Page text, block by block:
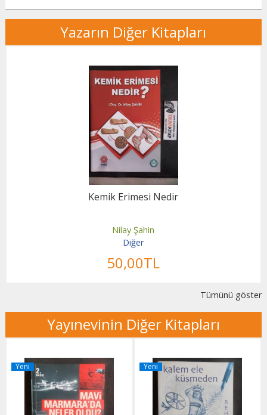
Yazarın Diğer Kitapları
Kemik Erimesi Nedir
Nilay Şahin
Diğer
50,00TL
Tümünü göster
Yayınevinin Diğer Kitapları
Yeni Yeni